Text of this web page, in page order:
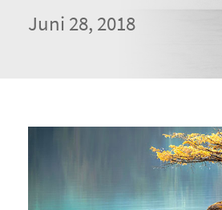
Juni 28, 2018